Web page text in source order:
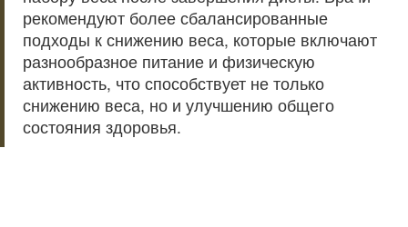
рекомендуют более сбалансированные
подходы к снижению веса, которые включают
разнообразное питание и физическую
активность, что способствует не только
снижению веса, но и улучшению общего
состояния здоровья.